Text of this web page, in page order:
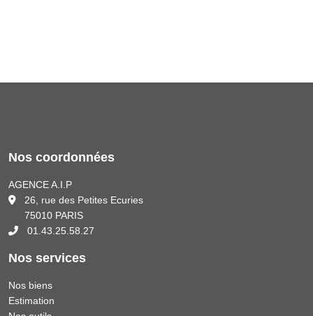
Nos coordonnées
AGENCE A.I.P
26, rue des Petites Ecuries
75010 PARIS
01.43.25.58.27
Nos services
Nos biens
Estimation